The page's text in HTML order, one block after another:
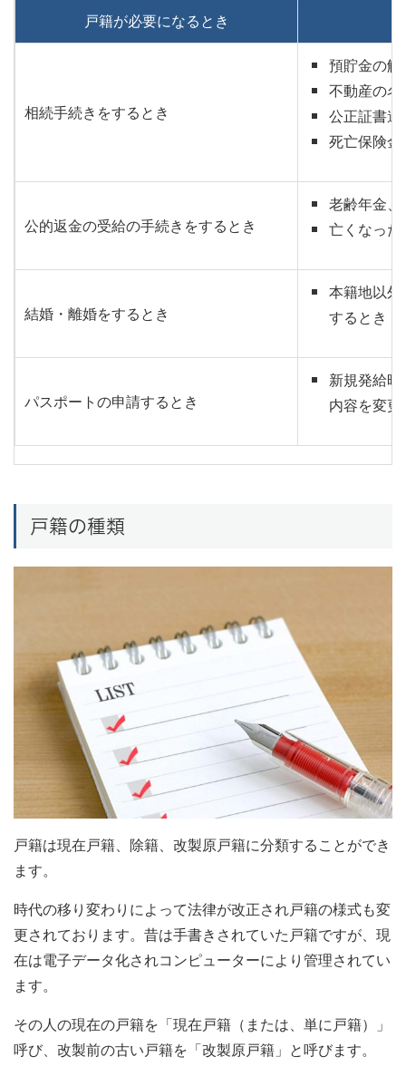
戸籍が必要になるとき
相続手続きをするとき
預貯金の
不動産の名
公正証書
死亡保険金
公的返金の受給の手続きをするとき
老齢年金
亡くなっ
結婚・離婚をするとき
本籍地以
するとき
パスポートの申請するとき
新規発給
内容を変
戸籍の種類
戸籍は現在戸籍、除籍、改製原戸籍に分類することができ
ます。
時代の移り変わりによって法律が改正され戸籍の様式も変
更されております。昔は手書きされていた戸籍ですが、現
在は電子データ化されコンピューターにより管理されてい
ます。
その人の現在の戸籍を「現在戸籍（または、単に戸籍）」
呼び、改製前の古い戸籍を「改製原戸籍」と呼びます。